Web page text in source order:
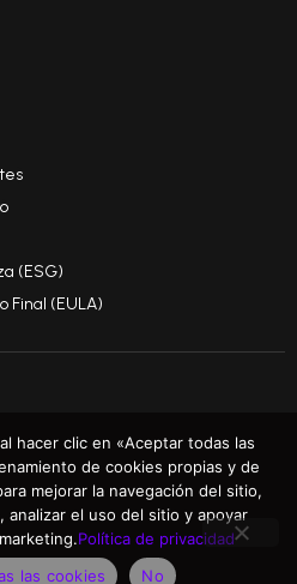
(ESG)
Final (EULA)
Y CONDICIONES GENERALES
POLÍTICA DE PRIVACIDAD
Expectativas
Zrt. Todos los derechos reservados
hacer clic en «Aceptar todas las
de cookies propias y de
mejorar la navegación del sitio,
analizar el uso del sitio y apoyar
Política de privacidad
las cookies
No